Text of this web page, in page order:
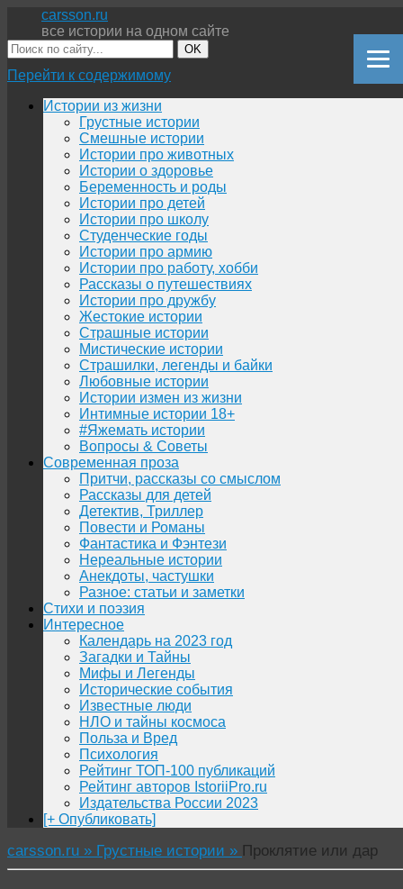
carsson.ru
все истории на одном сайте
OK
Перейти к содержимому
Истории из жизни
Грустные истории
Смешные истории
Истории про животных
Истории о здоровье
Беременность и роды
Истории про детей
Истории про школу
Студенческие годы
Истории про армию
Истории про работу, хобби
Рассказы о путешествиях
Истории про дружбу
Жестокие истории
Страшные истории
Мистические истории
Страшилки, легенды и байки
Любовные истории
Истории измен из жизни
Интимные истории 18+
#Яжемать истории
Вопросы & Советы
Современная проза
Притчи, рассказы со смыслом
Рассказы для детей
Детектив, Триллер
Повести и Романы
Фантастика и Фэнтези
Нереальные истории
Анекдоты, частушки
Разное: статьи и заметки
Стихи и поэзия
Интересное
Календарь на 2023 год
Загадки и Тайны
Мифы и Легенды
Исторические события
Известные люди
НЛО и тайны космоса
Польза и Вред
Психология
Рейтинг ТОП-100 публикаций
Рейтинг авторов IstoriiPro.ru
Издательства России 2023
[+ Опубликовать]
carsson.ru » Грустные истории » Проклятие или дар